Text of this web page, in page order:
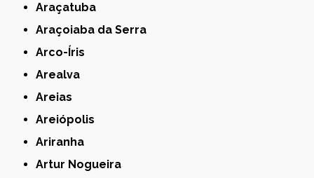
Araçatuba
Araçoiaba da Serra
Arco-Íris
Arealva
Areias
Areiópolis
Ariranha
Artur Nogueira